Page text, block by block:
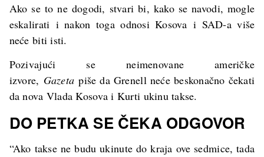
Ako se to ne dogodi, stvari bi, kako se navodi, mogle
eskalirati i nakon toga odnosi Kosova i SAD-a više
neće biti isti.
Pozivajući se neimenovane američke
izvore, Gazetapiše da Grenell neće beskonačno čekati
da nova Vlada Kosova i Kurti ukinu takse.
DO PETKA SE ČEKA ODGOVOR
“Ako takse ne budu ukinute do kraja ove sedmice, tada